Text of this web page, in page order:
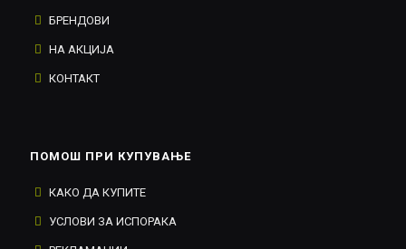
БРЕНДОВИ
НА АКЦИЈА
КОНТАКТ
ПОМОШ ПРИ КУПУВАЊЕ
КАКО ДА КУПИТЕ
УСЛОВИ ЗА ИСПОРАКА